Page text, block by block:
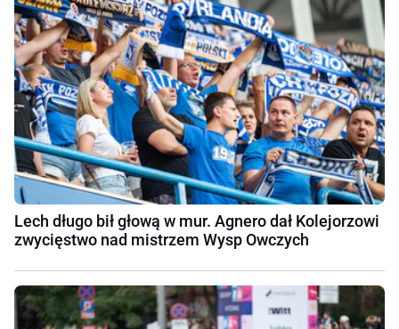
Lech długo bił głową w mur. Agnero dał Kolejorzowi
zwycięstwo nad mistrzem Wysp Owczych